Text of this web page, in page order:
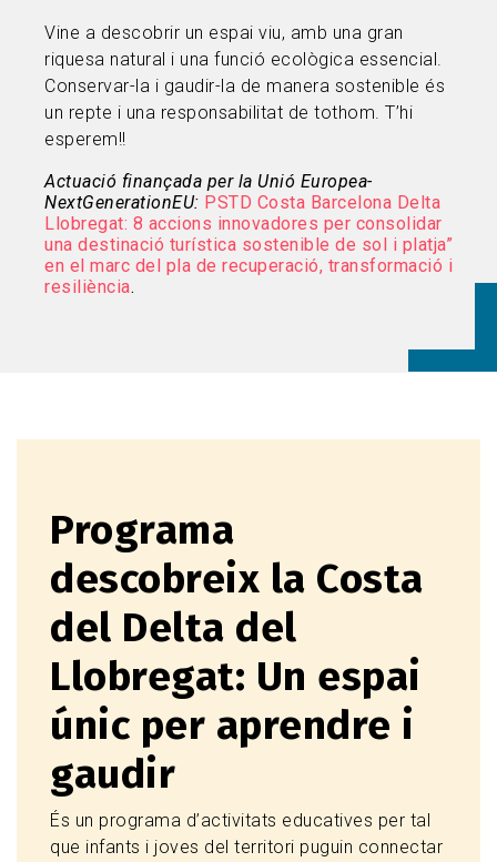
Vine a descobrir un espai viu, amb una gran
riquesa natural i una funció ecològica essencial.
Conservar-la i gaudir-la de manera sostenible és
un repte i una responsabilitat de tothom. T’hi
esperem!!
Actuació finançada per la Unió Europea-
NextGenerationEU: PSTD Costa Barcelona Delta
Llobregat: 8 accions innovadores per consolidar
una destinació turística sostenible de sol i platja”
en el marc del pla de recuperació, transformació i
resiliència.
Programa
descobreix la Costa
del Delta del
Llobregat: Un espai
únic per aprendre i
gaudir
És un programa d’activitats educatives per tal
que infants i joves del territori puguin connectar